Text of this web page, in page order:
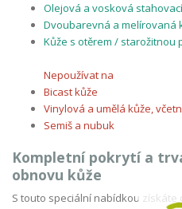
Olejová a vosková
Dvoubarevná a melírovaná
Kůže s otěrem / starožitnou
Nepoužívat na
Bicast kůže
Vinylová a umělá kůže,
Semiš a nubuk
Kompletní pokrytí a
obnovu kůže
S touto speciální nabídkou získáte